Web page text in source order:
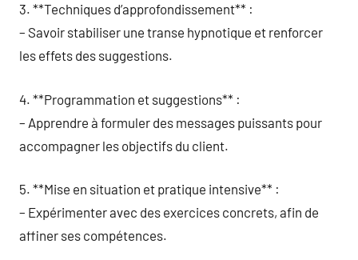
3. **Techniques d’approfondissement** :
– Savoir stabiliser une transe hypnotique et renforcer
les effets des suggestions.
4. **Programmation et suggestions** :
– Apprendre à formuler des messages puissants pour
accompagner les objectifs du client.
5. **Mise en situation et pratique intensive** :
– Expérimenter avec des exercices concrets, afin de
affiner ses compétences.